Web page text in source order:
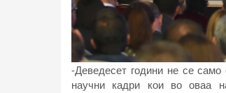
-Деведесет години не се само
научни кадри кои во оваа